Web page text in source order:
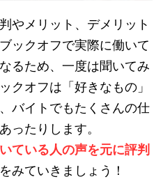
やメリット、デメリット
ックオフで実際に働いて
るため、一度は聞いてみ
クオフは「好きなもの」
バイトでもたくさんの仕
ったりします。
ている人の声を元に評判
をみていきましょう！